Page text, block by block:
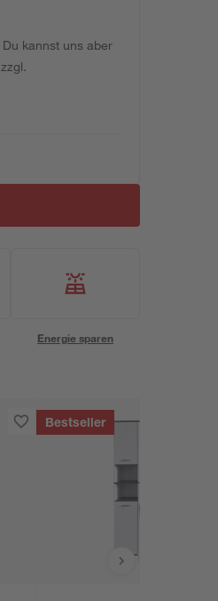
kannst uns aber
Energie sparen
Bestseller